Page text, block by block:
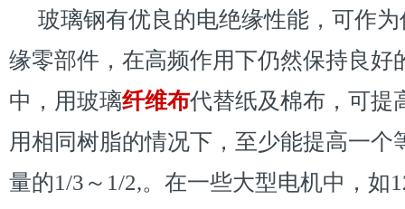
玻璃钢有优良的电绝缘性能，可作
缘零部件，在高频作用下仍然保持良好
中，用玻璃纤维布代替纸及棉布，可提
用相同树脂的情况下，至少能提高一
量的1/3～1/2,。在一些大型电机中，如